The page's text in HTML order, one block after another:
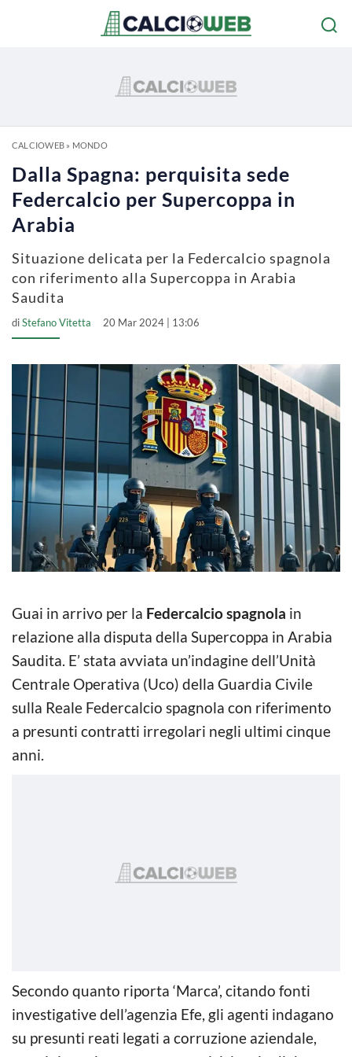
CALCIOWEB» MONDO
Dalla Spagna: perquisita sede
Federcalcio per Supercoppa in
Arabia
Situazione delicata per la Federcalcio spagnola
con riferimento alla Supercoppa in Arabia
Saudita
diStefano Vitetta 20 Mar 2024 | 13:06
Guai in arrivo per la Federcalcio spagnola in
relazione alla disputa della Supercoppa in Arabia
Saudita. E’ stata avviata un’indagine dell’Unità
Centrale Operativa (Uco) della Guardia Civile
sulla Reale Federcalcio spagnola con riferimento
a presunti contratti irregolari negli ultimi cinque
anni.
Secondo quanto riporta ‘Marca’, citando fonti
investigative dell’agenzia Efe, gli agenti indagano
su presunti reati legati a corruzione aziendale,